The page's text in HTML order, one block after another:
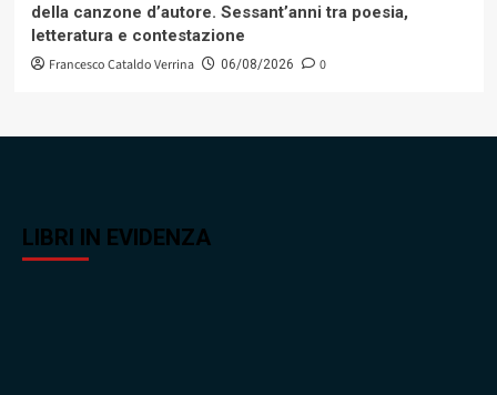
della canzone d’autore. Sessant’anni tra poesia,
letteratura e contestazione
Francesco Cataldo Verrina 06/08/2026 0
LIBRI IN EVIDENZA